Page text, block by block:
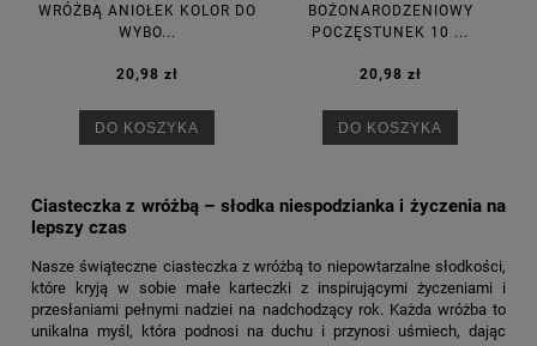
WRÓŻBĄ ANIOŁEK KOLOR DO
WYBO...
20,98 zł
DO KOSZYKA
BOŻONARODZENIOWY
POCZĘSTUNEK 10 ...
20,98 zł
DO KOSZYKA
Ciasteczka z wróżbą – słodka niespodzianka i życzenia na
lepszy czas
Nasze świąteczne ciasteczka z wróżbą to niepowtarzalne słodkości,
które kryją w sobie małe karteczki z inspirującymi życzeniami i
przesłaniami pełnymi nadziei na nadchodzący rok. Każda wróżba to
unikalna myśl, która podnosi na duchu i przynosi uśmiech, dając